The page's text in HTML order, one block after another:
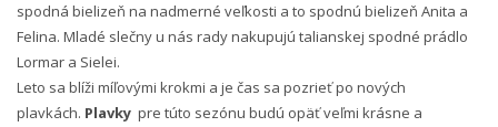
spodná bielizeň na nadmerné veľkosti a to spodnú bielizeň Anita a
Felina. Mladé slečny u nás rady nakupujú talianskej spodné prádlo
Lormar a Sielei.
Leto sa blíži míľovými krokmi a je čas sa pozrieť po nových
plavkách. Plavky pre túto sezónu budú opäť veľmi krásne a